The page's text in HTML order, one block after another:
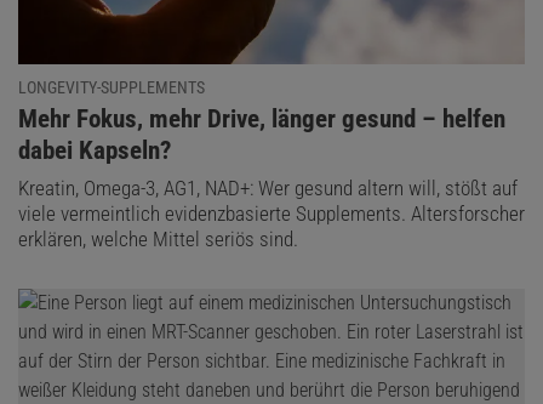
LONGEVITY-SUPPLEMENTS
:
Mehr Fokus, mehr Drive, länger gesund – helfen
dabei Kapseln?
Kreatin, Omega-3, AG1, NAD+: Wer gesund altern will, stößt auf
viele vermeintlich evidenzbasierte Supplements. Altersforscher
erklären, welche Mittel seriös sind.